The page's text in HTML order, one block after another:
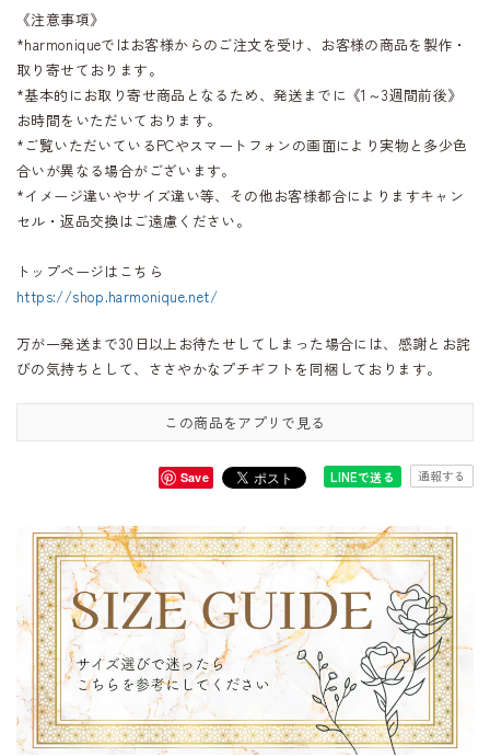
《注意事項》
*harmoniqueではお客様からのご注文を受け、お客様の商品を製作・
取り寄せております。
*基本的にお取り寄せ商品となるため、発送までに《1～3週間前後》
お時間をいただいております。
*ご覧いただいているPCやスマートフォンの画面により実物と多少色
合いが異なる場合がございます。
*イメージ違いやサイズ違い等、その他お客様都合によりますキャン
セル・返品交換はご遠慮ください。
トップページはこちら
https://shop.harmonique.net/
万が一発送まで30日以上お待たせしてしまった場合には、感謝とお詫
びの気持ちとして、ささやかなプチギフトを同梱しております。
この商品をアプリで見る
Save LINEで送る 通報する